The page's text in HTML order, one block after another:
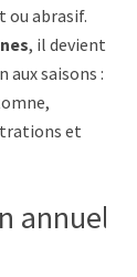
ou abrasif.
, il devient
aux saisons :
et
annuel